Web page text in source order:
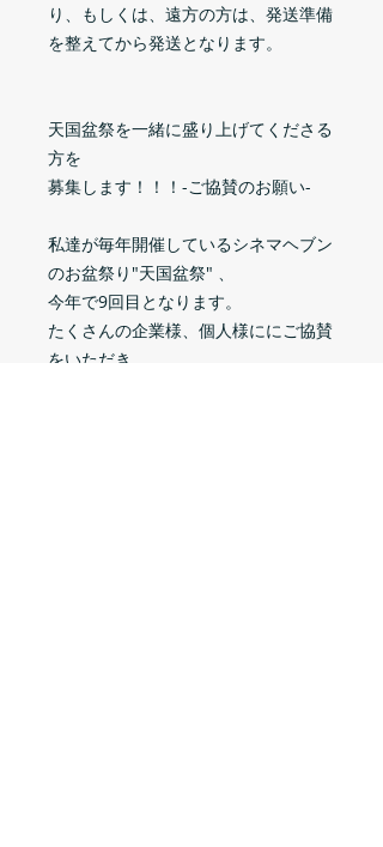
り、もしくは、遠方の方は、発送準備
を整えてから発送となります。
天国盆祭を一緒に盛り上げてくださる
方を
募集します！！！-ご協賛のお願い-
私達が毎年開催しているシネマヘブン
のお盆祭り"天国盆祭" 、
今年で9回目となります。
たくさんの企業様、個人様ににご協賛
をいただき、